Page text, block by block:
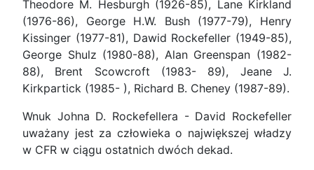
Theodore M. Hesburgh (1926-85), Lane Kirkland
(1976-86), George H.W. Bush (1977-79), Henry
Kissinger (1977-81), Dawid Rockefeller (1949-85),
George Shulz (1980-88), Alan Greenspan (1982-
88), Brent Scowcroft (1983- 89), Jeane J.
Kirkpartick (1985- ), Richard B. Cheney (1987-89).
Wnuk Johna D. Rockefellera - David Rockefeller
uważany jest za człowieka o największej władzy
w CFR w ciągu ostatnich dwóch dekad.